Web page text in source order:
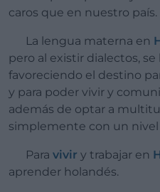
caros que en nuestro país.
La lengua materna en
pero al existir dialectos,
favoreciendo el destino
y para poder vivir y
además de optar a
simplemente con un nivel
Para vivir y trabajar en
aprender holandés.